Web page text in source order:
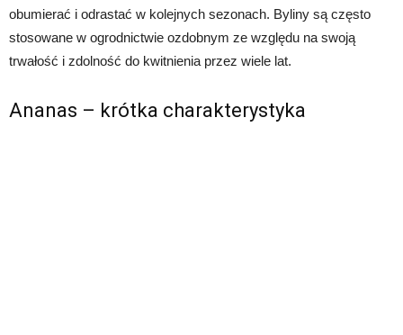
obumierać i odrastać w kolejnych sezonach. Byliny są często
stosowane w ogrodnictwie ozdobnym ze względu na swoją
trwałość i zdolność do kwitnienia przez wiele lat.
Ananas – krótka charakterystyka